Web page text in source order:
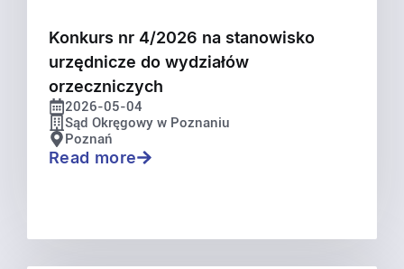
Konkurs nr 4/2026 na stanowisko
urzędnicze do wydziałów
orzeczniczych
2026-05-04
Sąd Okręgowy w Poznaniu
Poznań
Read more